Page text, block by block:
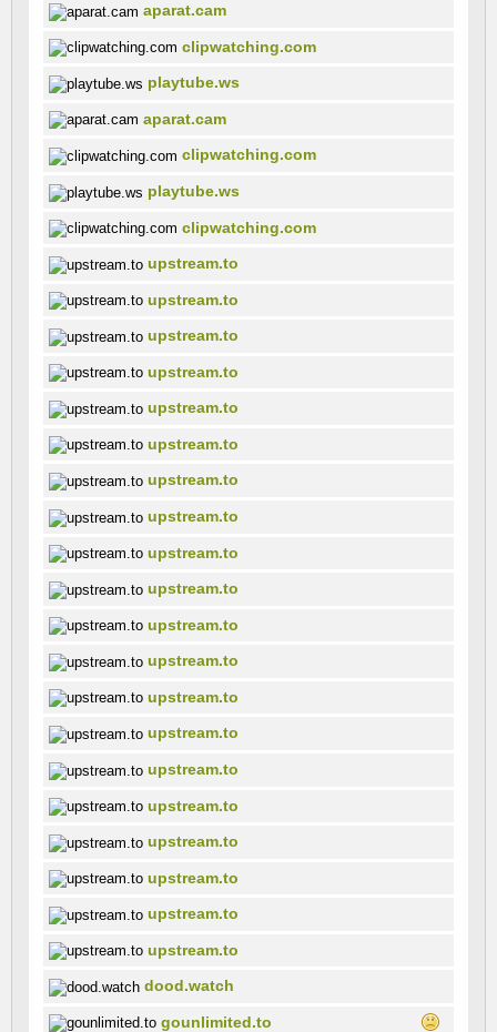
aparat.cam
clipwatching.com
playtube.ws
aparat.cam
clipwatching.com
playtube.ws
clipwatching.com
upstream.to
upstream.to
upstream.to
upstream.to
upstream.to
upstream.to
upstream.to
upstream.to
upstream.to
upstream.to
upstream.to
upstream.to
upstream.to
upstream.to
upstream.to
upstream.to
upstream.to
upstream.to
upstream.to
upstream.to
dood.watch
gounlimited.to